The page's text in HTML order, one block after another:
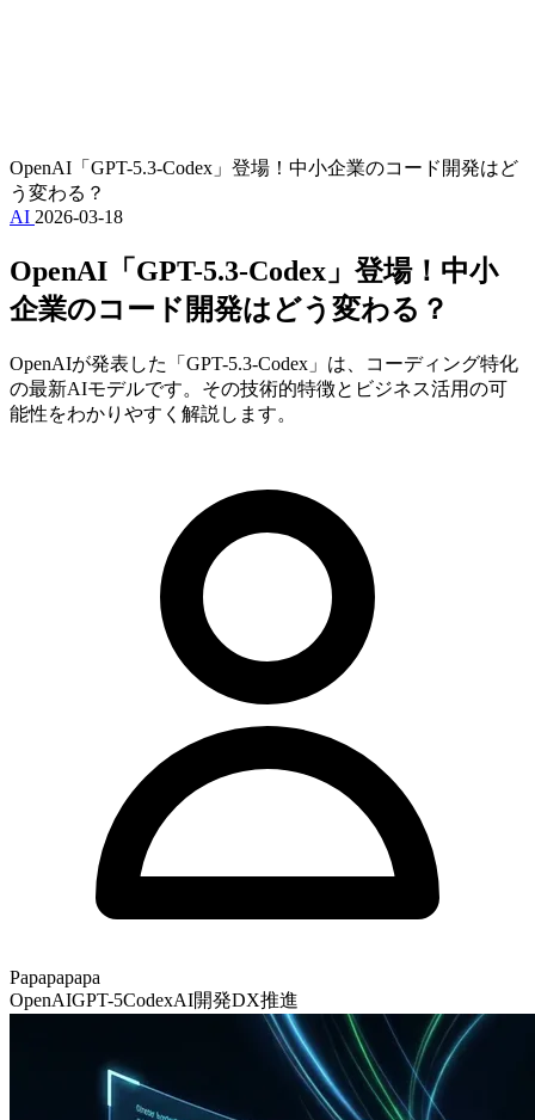
OpenAI「GPT-5.3-Codex」登場！中小企業のコード開発はど
う変わる？
AI 2026-03-18
OpenAI「GPT-5.3-Codex」登場！中小
企業のコード開発はどう変わる？
OpenAIが発表した「GPT-5.3-Codex」は、コーディング特化
の最新AIモデルです。その技術的特徴とビジネス活用の可
能性をわかりやすく解説します。
Papapapapa
OpenAIGPT-5CodexAI開発DX推進